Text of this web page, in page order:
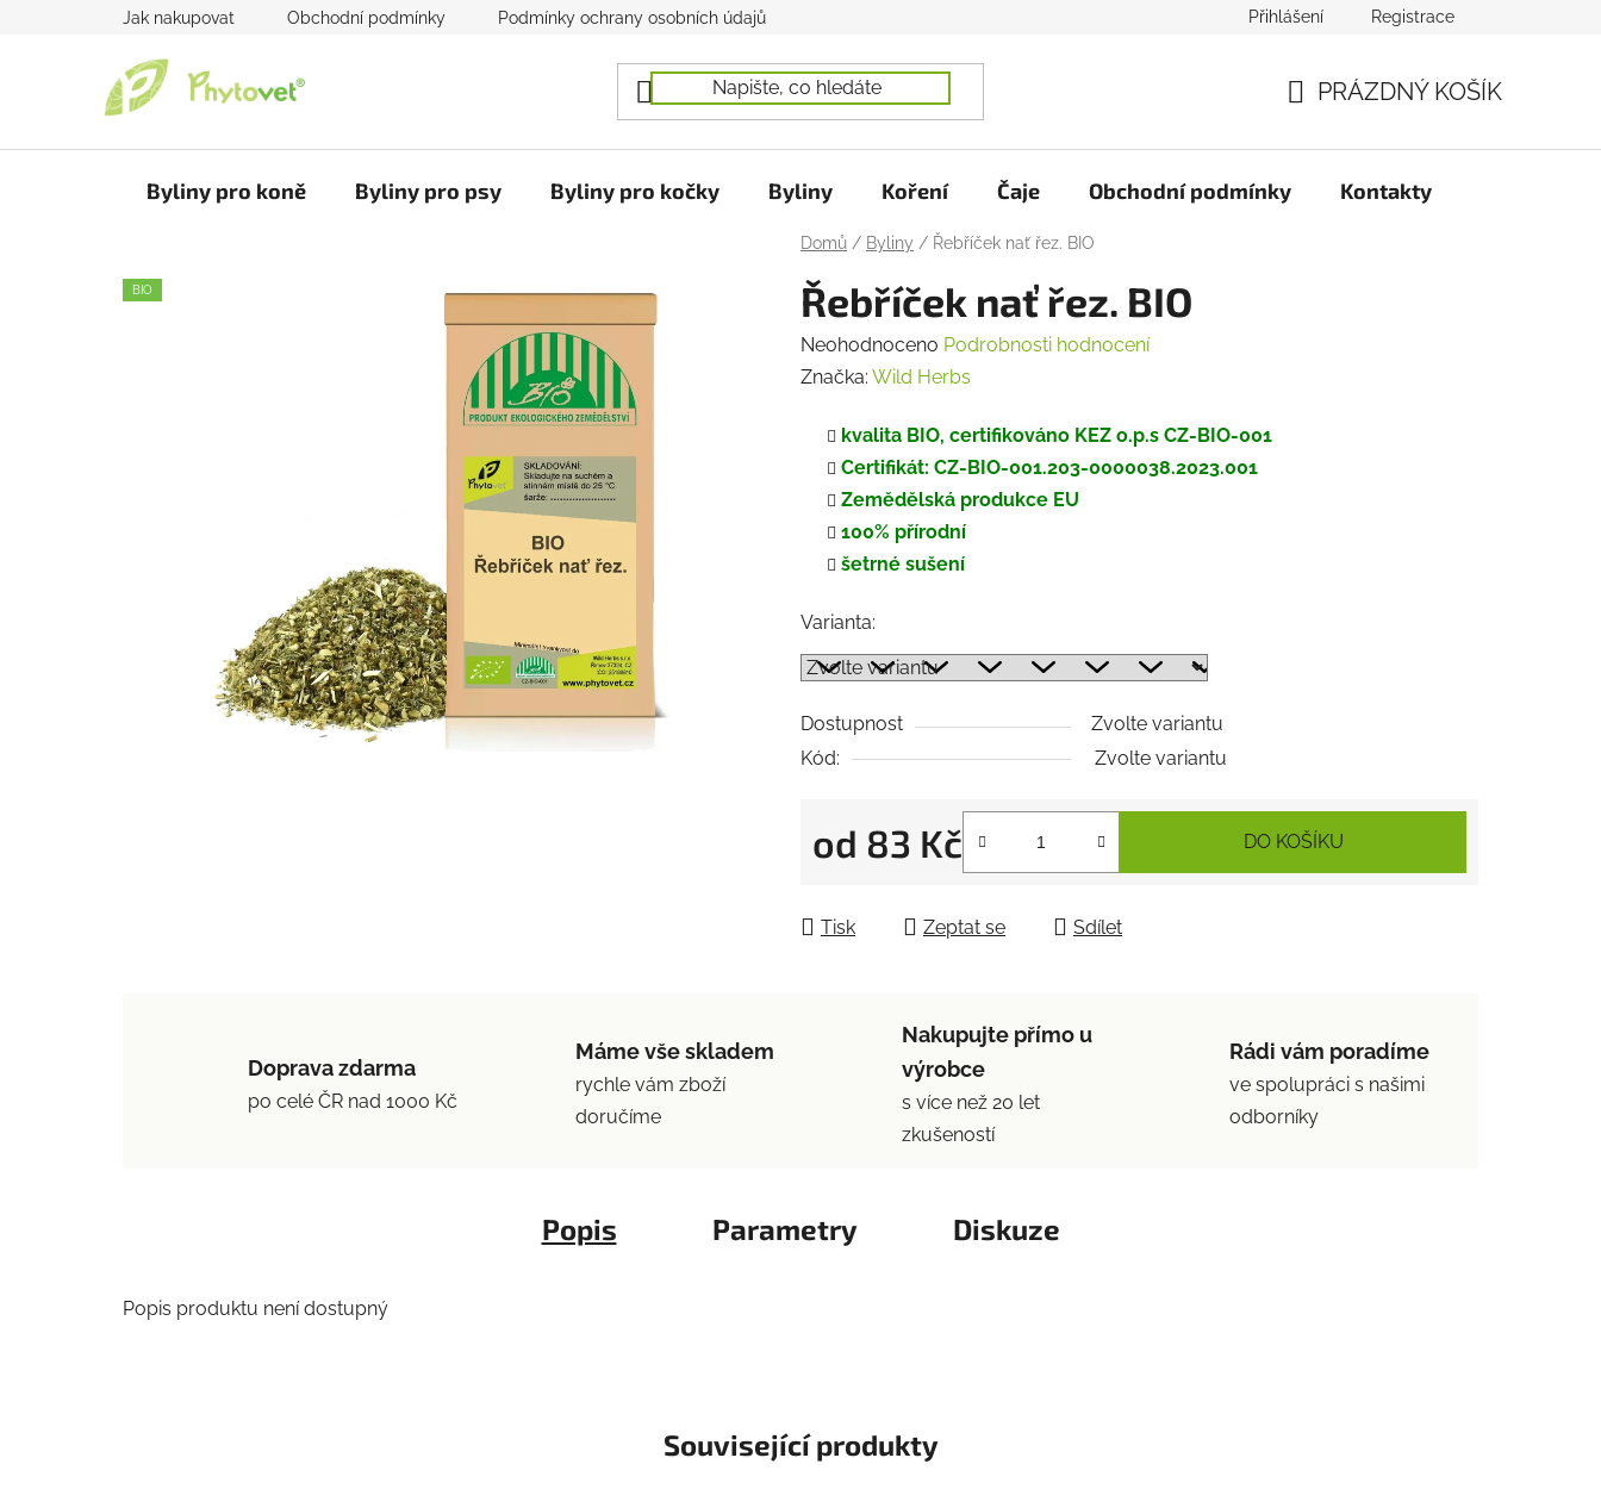
Jak nakupovat Obchodní podmínky Podmínky ochrany osobních údajů Přihlášení Registrace
KOŠÍK
PRÁZDNÝ KOŠÍK
Byliny pro koně Byliny pro psy Byliny pro kočky Byliny Koření Čaje Obchodní podmínky Kontakty
Domů / Byliny / Řebříček nať řez. BIO
Řebříček nať řez. BIO
Průměrné
hodnocení
hvězdiček.
Neohodnoceno Podrobnosti hodnocení
Značka: Wild Herbs
kvalita BIO, certifikováno KEZ o.p.s CZ-BIO-001
Certifikát: CZ-BIO-001.203-0000038.2023.001
Zemědělská produkce EU
100% přírodní
šetrné sušení
Varianta:
Dostupnost
Zvolte variantu
Kód:
Zvolte variantu
od 83 Kč DO KOŠÍKU
Tisk Zeptat se Sdílet
BIO
Doprava zdarma
po celé ČR nad 1000 Kč
Máme vše skladem
rychle vám zboží
doručíme
Nakupujte přímo u
výrobce
s více než 20 let
zkušeností
Rádi vám poradíme
ve spolupráci s našimi
odborníky
Popis Parametry Diskuze
Popis produktu není dostupný
Související produkty